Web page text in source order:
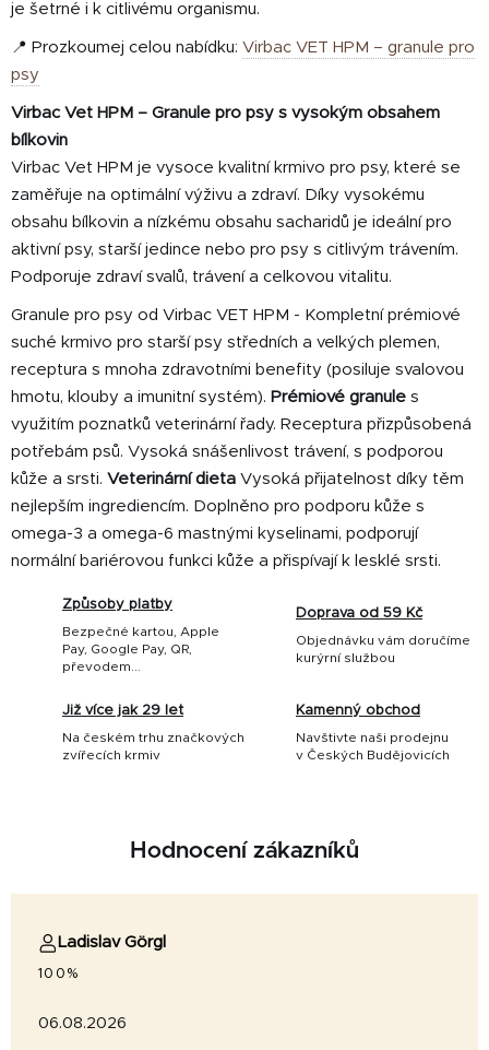
je šetrné i k citlivému organismu.
📍 Prozkoumej celou nabídku: Virbac VET HPM – granule pro
psy
Virbac Vet HPM – Granule pro psy s vysokým obsahem
bílkovin
Virbac Vet HPM je vysoce kvalitní krmivo pro psy, které se
zaměřuje na optimální výživu a zdraví. Díky vysokému
obsahu bílkovin a nízkému obsahu sacharidů je ideální pro
aktivní psy, starší jedince nebo pro psy s citlivým trávením.
Podporuje zdraví svalů, trávení a celkovou vitalitu.
Granule pro psy od Virbac VET HPM - Kompletní prémiové
suché krmivo pro starší psy středních a velkých plemen,
receptura s mnoha zdravotními benefity (posiluje svalovou
hmotu, klouby a imunitní systém). Prémiové granule s
využitím poznatků veterinární řady. Receptura přizpůsobená
potřebám psů. Vysoká snášenlivost trávení, s podporou
kůže a srsti. Veterinární dieta Vysoká přijatelnost díky těm
nejlepším ingrediencím. Doplněno pro podporu kůže s
omega-3 a omega-6 mastnými kyselinami, podporují
normální bariérovou funkci kůže a přispívají k lesklé srsti.
Způsoby platby
Bezpečné kartou, Apple
Pay, Google Pay, QR,
převodem...
Doprava od 59 Kč
Objednávku vám doručíme
kurýrní službou
Již více jak 29 let
Na českém trhu značkových
zvířecích krmiv
Kamenný obchod
Navštivte naši prodejnu
v Českých Budějovicích
Hodnocení zákazníků
Ladislav Görgl
100%
06.08.2026